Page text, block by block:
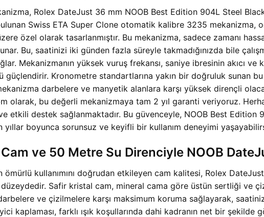
Rolex DateJust 36 mm NOOB Best Edition 904L Steel
Swiss ETA Super Clone otomatik kalibre 3235 mekanizma,
özel olarak tasarlanmıştır. Bu mekanizma, sadece zamanı
Bu, saatinizi iki günden fazla süreyle takmadığınızda bile
Mekanizmanın yüksek vuruş frekansı, saniye ibresinin akıcı
Kronometre standartlarına yakın bir doğruluk sunan
mekanizma darbelere ve manyetik alanlara karşı yüksek dirençli
olarak, bu değerli mekanizmaya tam 2 yıl garanti veriyoruz.
etkili destek sağlanmaktadır. Bu güvenceyle, NOOB Best
yıllar boyunca sorunsuz ve keyifli bir kullanım deneyimi
ve 50 Metre Su Direnciyle NOOB
kullanımını doğrudan etkileyen cam kalitesi, Rolex
Safir kristal cam, mineral cama göre üstün sertliği ve
ve çizilmelere karşı maksimum koruma sağlayarak,
kaplaması, farklı ışık koşullarında dahi kadranın net bir